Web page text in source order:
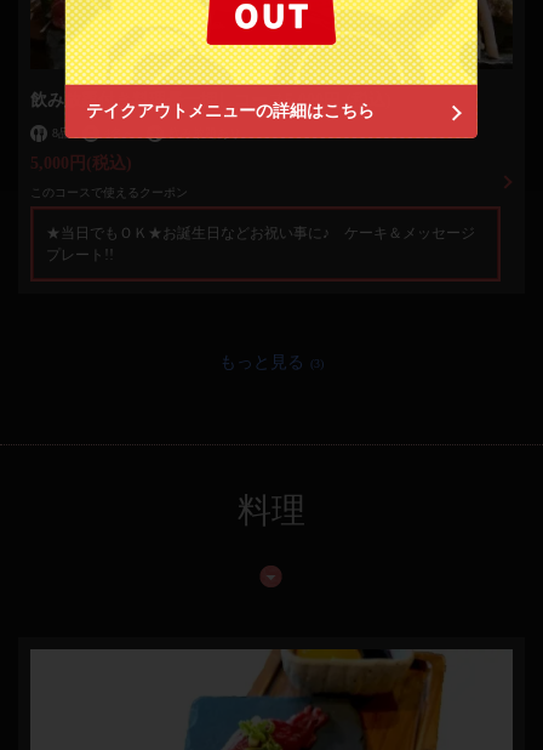
テイクアウトメニューの詳細はこちら
飲み放題付き料理長一押しコース5,000円 (税込)
8品
5,000円 (税込)
このコースで使えるクーポン
★当日でもＯＫ★お誕生日などお祝い事に♪ ケーキ＆メッセージ
プレート!!
もっと見る (3)
料理
閉じる